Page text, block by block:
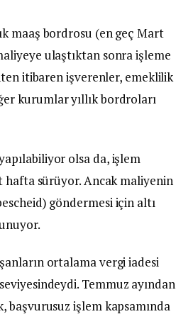
maaş bordrosu (en geç Mart
ulaştıktan sonra işleme
itibaren işverenler, emeklilik
kurumlar yıllık bordroları
olsa da, işlem
sürüyor. Ancak maliyenin
göndermesi için altı
ortalama vergi iadesi
Temmuz ayından
başvurusuz işlem kapsamında